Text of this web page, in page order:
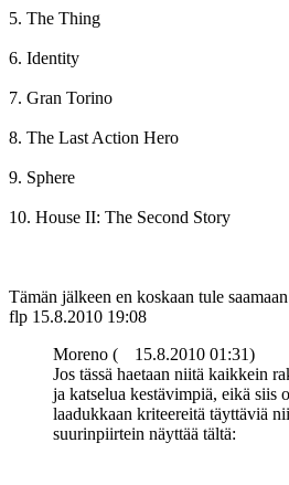
5. The Thing
6. Identity
7. Gran Torino
8. The Last Action Hero
9. Sphere
10. House II: The Second Story
Tämän jälkeen en koskaan tule
flp 15.8.2010 19:08
Moreno (
15.8.2010 01:31)
Jos tässä haetaan niitä kaikkein
ja katselua kestävimpiä, eikä siis
laadukkaan kriteereitä täyttäviä
suurinpiirtein näyttää tältä: